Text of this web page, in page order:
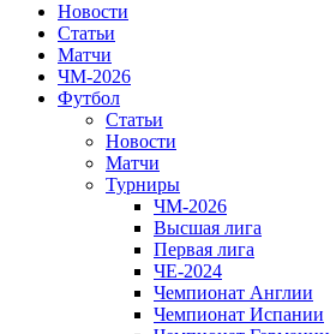
Новости
Статьи
Матчи
ЧМ-2026
Футбол
Статьи
Новости
Матчи
Турниры
ЧМ-2026
Высшая лига
Первая лига
ЧЕ-2024
Чемпионат Англии
Чемпионат Испании